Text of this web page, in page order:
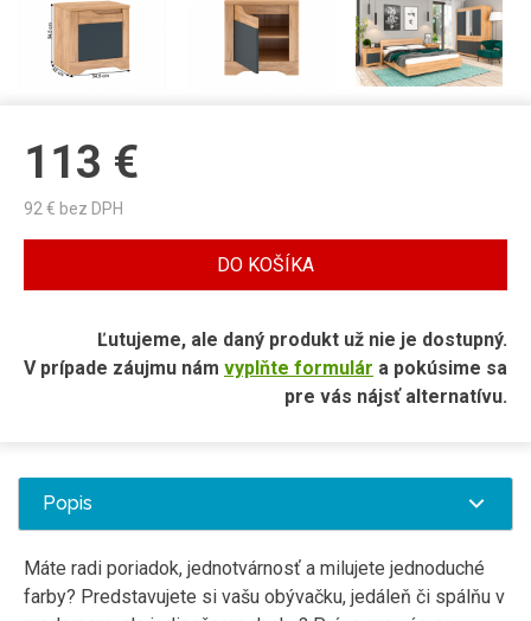
113 €
92 € bez DPH
DO KOŠÍKA
Ľutujeme, ale daný produkt už nie je dostupný.
V prípade záujmu nám vyplňte formulár a pokúsime sa
pre vás nájsť alternatívu.
Popis
Máte radi poriadok, jednotvárnosť a milujete jednoduché
farby? Predstavujete si vašu obývačku, jedáleň či spálňu v